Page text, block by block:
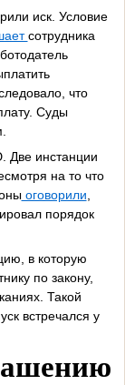
иск. Условие
сотрудника
что
Суды
Две инстанции
на то что
оговорили
порядок
в которую
по закону,
Такой
встречался у